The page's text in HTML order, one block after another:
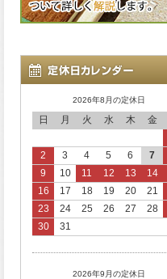
2026年8月の定休日
日 月 火 水 木 金
2
3 4 5 6 7
9
10 11 12 13 14
16
17 18 19 20 21
23
24 25 26 27 28
30
31
2026年9月の定休日